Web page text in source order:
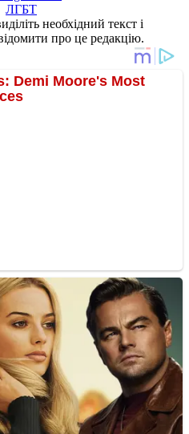
ЛГБТ
необхідний текст і
про це редакцію.